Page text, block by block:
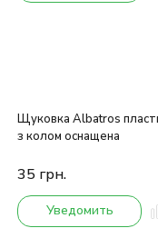
Щуковка Albatros
з колом оснащена
35 грн.
Уведомить